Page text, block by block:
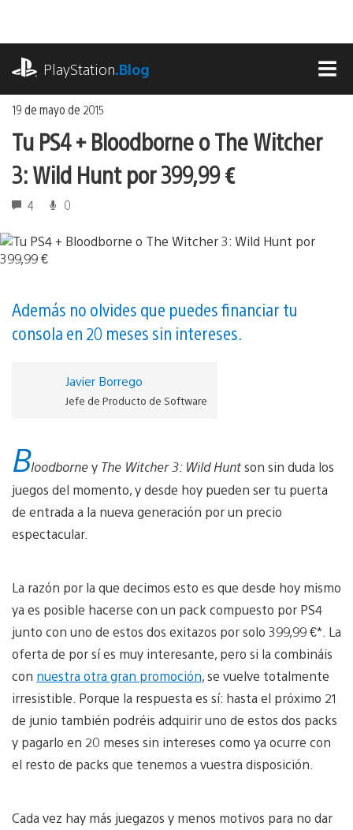
contenido
PlayStation.Blog
19 de mayo de 2015
Tu PS4 + Bloodborne o The Witcher
3: Wild Hunt por 399,99 €
4 0
Además no olvides que puedes financiar tu
consola en 20 meses sin intereses.
Javier Borrego
Jefe de Producto de Software
Bloodborney The Witcher 3: Wild Huntson sin duda los
juegos del momento, y desde hoy pueden ser tu puerta
de entrada a la nueva generación por un precio
espectacular.
La razón por la que decimos esto es que desde hoy mismo
ya es posible hacerse con un pack compuesto por PS4
junto con uno de estos dos exitazos por solo 399,99 €*. La
oferta de por sí es muy interesante, pero si la combináis
con nuestra otra gran promoción, se vuelve totalmente
irresistible. Porque la respuesta es sí: hasta el próximo 21
de junio también podréis adquirir uno de estos dos packs
y pagarlo en 20 meses sin intereses como ya ocurre con
el resto de packs que tenemos a vuestra disposición.
Cada vez hay más juegazos y menos motivos para no dar